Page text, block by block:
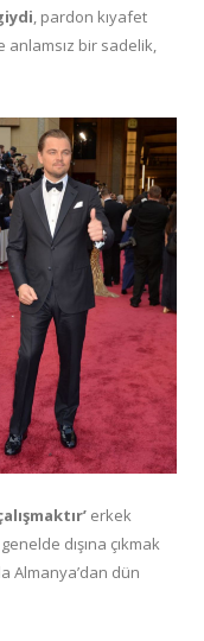
, pardon kıyafet
anlamsız bir sadelik,
erkek
dışına çıkmak
Almanya’dan dün